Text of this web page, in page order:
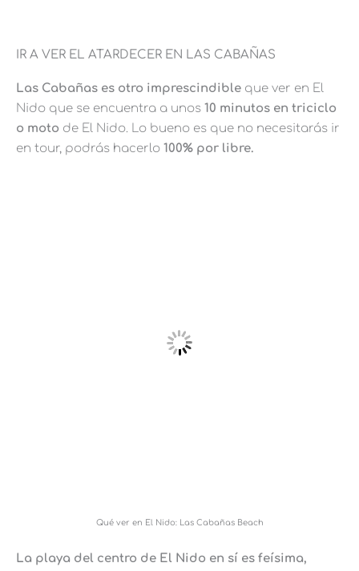
IR A VER EL ATARDECER EN LAS CABAÑAS
Las Cabañas es otro imprescindible que ver en El
Nido que se encuentra a unos 10 minutos en triciclo
o moto de El Nido. Lo bueno es que no necesitarás ir
en tour, podrás hacerlo 100% por libre.
Qué ver en El Nido: Las Cabañas Beach
La playa del centro de El Nido en sí es feísima,